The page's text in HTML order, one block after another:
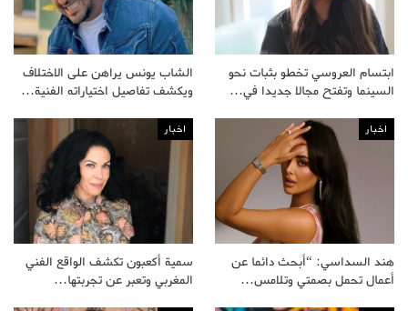
ابتسام العروسي تخطو بثبات نحو
السينما وتفتح مجالا جديدا في…
الشاب يونس يراهن على الاختلاف
ويكشف تفاصيل اختياراته الفنية…
اخبار
هند السداسي: “أبحث دائما عن
أعمال تحمل بصمتي وتلامس…
اخبار
سمية أكعبون تكشف الواقع الفني
المغربي وتعبر عن تجربتها…